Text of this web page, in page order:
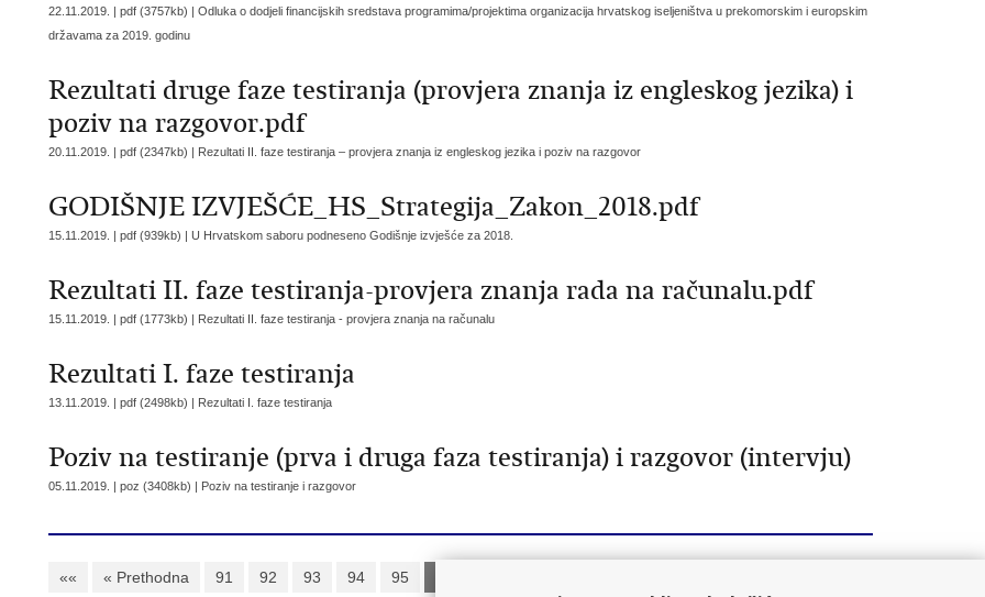
22.11.2019. | pdf (3757kb) | Odluka o dodjeli financijskih sredstava programima/projektima organizacija hrvatskog iseljeništva u prekomorskim i europskim
državama za 2019. godinu
Rezultati druge faze testiranja (provjera znanja iz engleskog jezika) i
poziv na razgovor.pdf
20.11.2019. | pdf (2347kb) | Rezultati II. faze testiranja – provjera znanja iz engleskog jezika i poziv na razgovor
GODIŠNJE IZVJEŠĆE_HS_Strategija_Zakon_2018.pdf
15.11.2019. | pdf (939kb) | U Hrvatskom saboru podneseno Godišnje izvješće za 2018.
Rezultati II. faze testiranja-provjera znanja rada na računalu.pdf
15.11.2019. | pdf (1773kb) | Rezultati II. faze testiranja - provjera znanja na računalu
Rezultati I. faze testiranja
13.11.2019. | pdf (2498kb) | Rezultati I. faze testiranja
Poziv na testiranje (prva i druga faza testiranja) i razgovor (intervju)
05.11.2019. | poz (3408kb) | Poziv na testiranje i razgovor
«« « Prethodna 91 92 93 94 95